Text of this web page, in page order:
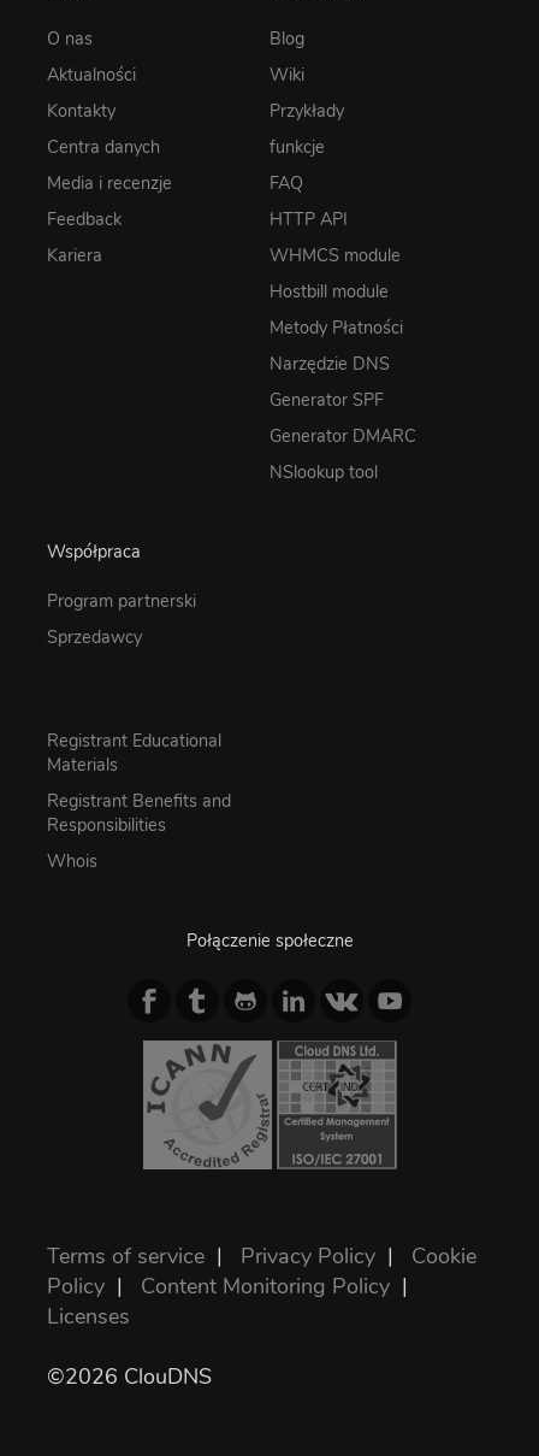
O nas
Aktualności
Kontakty
Centra danych
Media i recenzje
Feedback
Kariera
Blog
Wiki
Przykłady
funkcje
FAQ
HTTP API
WHMCS module
Hostbill module
Metody Płatności
Narzędzie DNS
Generator SPF
Generator DMARC
NSlookup tool
Współpraca
Program partnerski
Sprzedawcy
Registrant Educational
Materials
Registrant Benefits and
Responsibilities
Whois
Połączenie społeczne
Terms of service | Privacy Policy | Cookie
Policy | Content Monitoring Policy |
Licenses
©2026 ClouDNS